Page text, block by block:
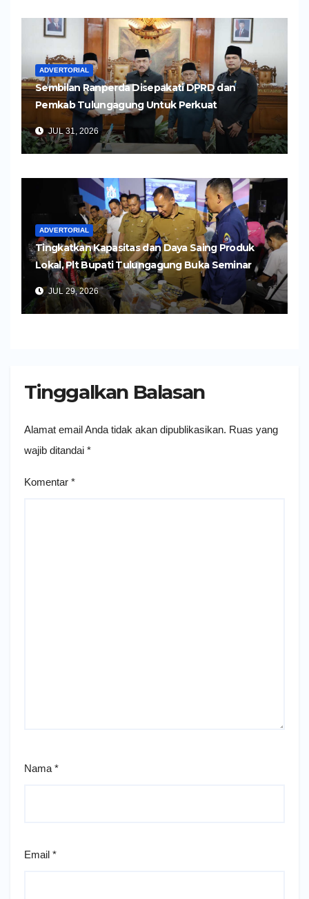
ADVERTORIAL
Sembilan Ranperda Disepakati DPRD dan
Pemkab Tulungagung Untuk Perkuat
Pembangunan Daerah
JUL 31, 2026
ADVERTORIAL
Tingkatkan Kapasitas dan Daya Saing Produk
Lokal, Plt Bupati Tulungagung Buka Seminar
Impor dan Ekspor Produk UMKM
JUL 29, 2026
Tinggalkan Balasan
Alamat email Anda tidak akan dipublikasikan. Ruas yang
wajib ditandai *
Komentar *
Nama *
Email *